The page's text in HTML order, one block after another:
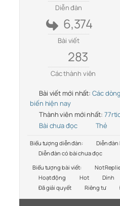
Diễn đàn
6,374
Bài viết
283
Các thành viên
Bài viết mới nhất: Các
biến hiện nay
Thành viên mới nhất:
Bài chưa đọc
Thẻ
Biểu tượng diễn đàn:
Diễn
Diễn đàn có bài chưa đọc
Biểu tượng bài viết:
Not
Hoạt động
Hot Dính
Đã giải quyết
Riêng tư